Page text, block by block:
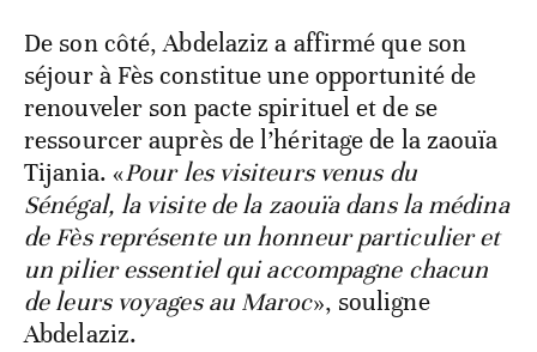
De son côté, Abdelaziz a affirmé que son
séjour à Fès constitue une opportunité de
renouveler son pacte spirituel et de se
ressourcer auprès de l’héritage de la zaouïa
Tijania. «Pour les visiteurs venus du
Sénégal, la visite de la zaouïa dans la médina
de Fès représente un honneur particulier et
un pilier essentiel qui accompagne chacun
de leurs voyages au Maroc», souligne
Abdelaziz.